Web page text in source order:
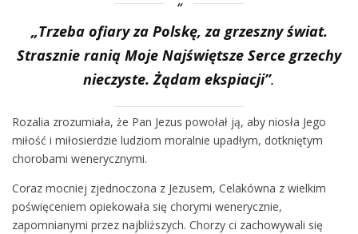
„Trzeba ofiary za Polskę, za grzeszny świat.
Strasznie ranią Moje Najświętsze Serce grzechy
nieczyste. Żądam ekspiacji”.
Rozalia zrozumiała, że Pan Jezus powołał ją, aby niosła Jego
miłość i miłosierdzie ludziom moralnie upadłym, dotkniętym
chorobami wenerycznymi.
Coraz mocniej zjednoczona z Jezusem, Celakówna z wielkim
poświęceniem opiekowała się chorymi wenerycznie,
zapomnianymi przez najbliższych. Chorzy ci zachowywali się